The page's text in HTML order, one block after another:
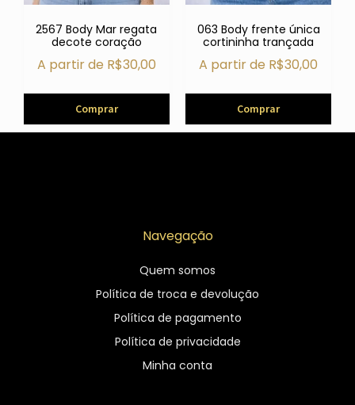
2567 Body Mar regata
decote coração
A partir de R$30,00
Comprar
063 Body frente única
cortininha trançada
A partir de R$30,00
Comprar
Navegação
Quem somos
Política de troca e devolução
Política de pagamento
Política de privacidade
Minha conta